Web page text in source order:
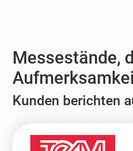
Messestände,
Kunden berichten